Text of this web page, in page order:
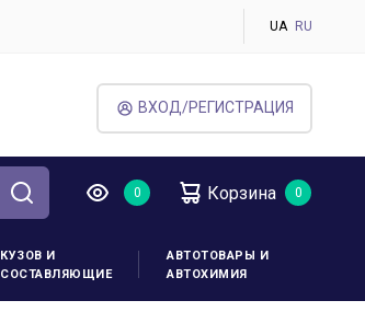
UA RU
ВХОД/РЕГИСТРАЦИЯ
Корзина
КУЗОВ И
СОСТАВЛЯЮЩИЕ
АВТОТОВАРЫ И
АВТОХИМИЯ